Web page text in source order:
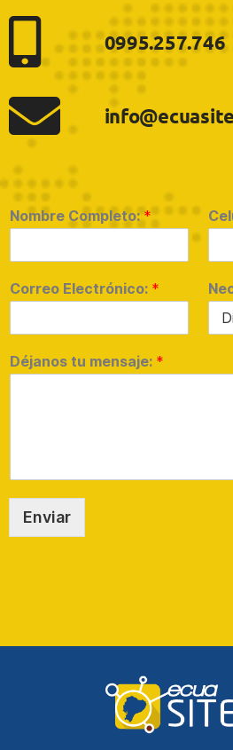
0995.257.746
Nombre Completo:*
Correo Electrónico: *
Déjanos tu mensaje: *
Enviar